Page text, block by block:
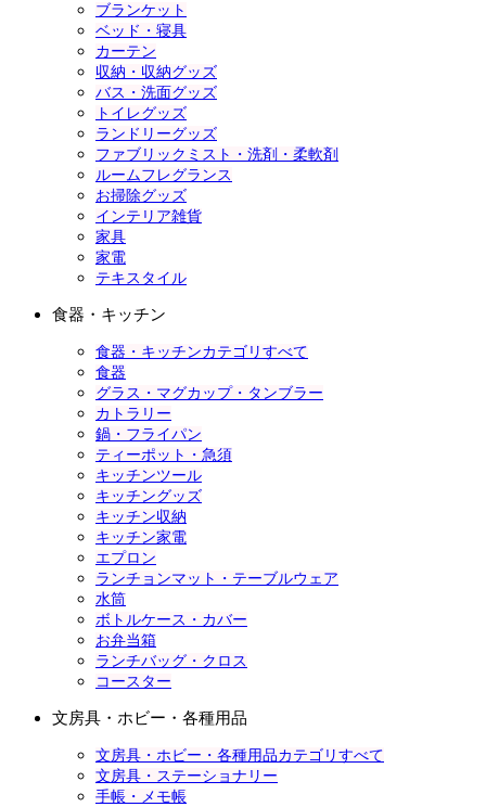
ブランケット
ベッド・寝具
カーテン
収納・収納グッズ
バス・洗面グッズ
トイレグッズ
ランドリーグッズ
ファブリックミスト・洗剤・柔軟剤
ルームフレグランス
お掃除グッズ
インテリア雑貨
家具
家電
テキスタイル
食器・キッチン
食器・キッチンカテゴリすべて
食器
グラス・マグカップ・タンブラー
カトラリー
鍋・フライパン
ティーポット・急須
キッチンツール
キッチングッズ
キッチン収納
キッチン家電
エプロン
ランチョンマット・テーブルウェア
水筒
ボトルケース・カバー
お弁当箱
ランチバッグ・クロス
コースター
文房具・ホビー・各種用品
文房具・ホビー・各種用品カテゴリすべて
文房具・ステーショナリー
手帳・メモ帳